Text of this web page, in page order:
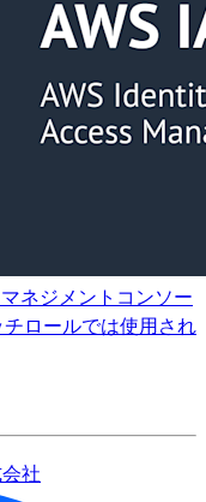
ネジメントコンソー
ロールでは使用され
社